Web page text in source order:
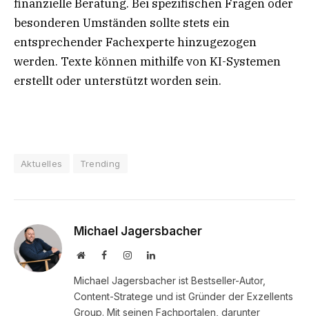
finanzielle Beratung. Bei spezifischen Fragen oder
besonderen Umständen sollte stets ein
entsprechender Fachexperte hinzugezogen
werden. Texte können mithilfe von KI-Systemen
erstellt oder unterstützt worden sein.
Aktuelles Trending
Michael Jagersbacher
WebsiteFacebookInstagramLinkedIn
Michael Jagersbacher ist Bestseller-Autor,
Content-Stratege und ist Gründer der Exzellents
Group. Mit seinen Fachportalen, darunter